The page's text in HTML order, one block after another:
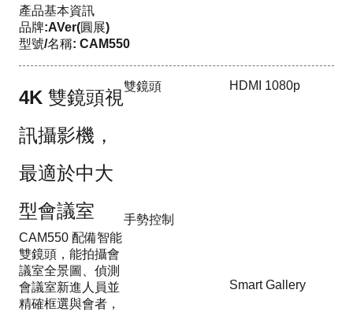
產品基本資訊
品牌:AVer(圓展)
型號/名稱: CAM550
4K 雙鏡頭視
訊攝影機，
最適於中大
型會議室
CAM550 配備智能
雙鏡頭，能拍攝會
議室全景圖、偵測
會議室新進人員並
精確框選與會者，
雙鏡頭
手勢控制
HDMI 1080p
Smart Gallery